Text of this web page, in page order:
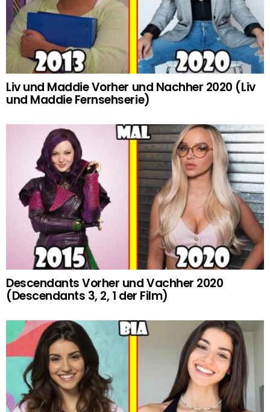
Liv und Maddie Vorher und Nachher 2020 (Liv
und Maddie Fernsehserie)
Descendants Vorher und Vachher 2020
(Descendants 3, 2, 1 der Film)